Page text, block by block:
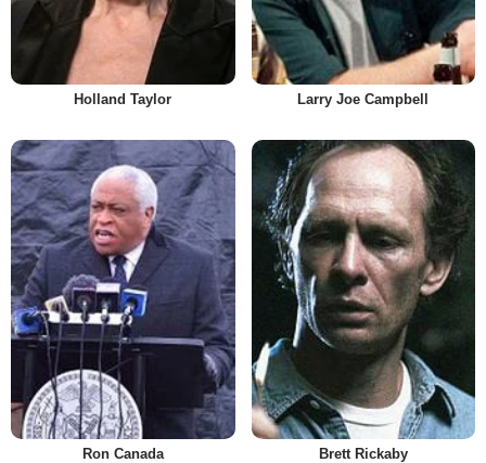
Holland Taylor Larry Joe Campbell
Ron Canada Brett Rickaby